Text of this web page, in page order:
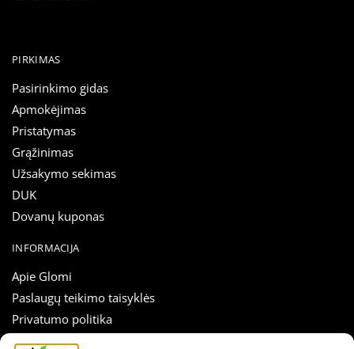
PIRKIMAS
Pasirinkimo gidas
Apmokėjimas
Pristatymas
Grąžinimas
Užsakymo sekimas
DUK
Dovanų kuponas
INFORMACIJA
Apie Glomi
Paslaugų teikimo taisyklės
Privatumo politika
Slapukų nustatymai